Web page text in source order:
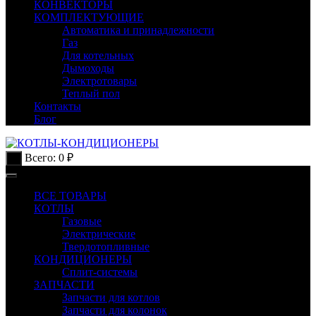
КОНВЕКТОРЫ
КОМПЛЕКТУЮЩИЕ
Автоматика и принадлежности
Газ
Для котельных
Дымоходы
Электротовары
Теплый пол
Контакты
Блог
Всего: 0 ₽
ВСЕ ТОВАРЫ
КОТЛЫ
Газовые
Электрические
Твердотопливные
КОНДИЦИОНЕРЫ
Сплит-системы
ЗАПЧАСТИ
Запчасти для котлов
Запчасти для колонок